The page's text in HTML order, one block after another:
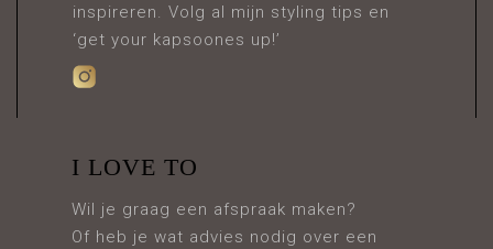
inspireren. Volg al mijn styling tips en
‘get your kapsoones up!’
I LOVE TO
Wil je graag een afspraak maken?
Of heb je wat advies nodig over een